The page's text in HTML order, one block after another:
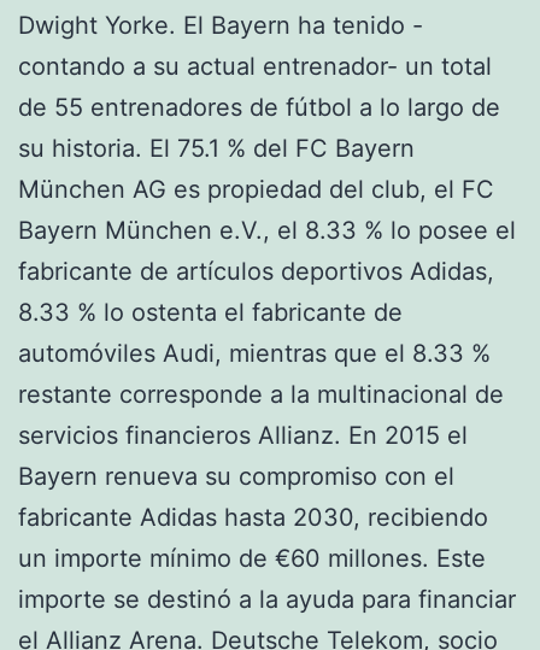
Dwight Yorke. El Bayern ha tenido -
contando a su actual entrenador- un total
de 55 entrenadores de fútbol a lo largo de
su historia. El 75.1 % del FC Bayern
München AG es propiedad del club, el FC
Bayern München e.V., el 8.33 % lo posee el
fabricante de artículos deportivos Adidas,
8.33 % lo ostenta el fabricante de
automóviles Audi, mientras que el 8.33 %
restante corresponde a la multinacional de
servicios financieros Allianz. En 2015 el
Bayern renueva su compromiso con el
fabricante Adidas hasta 2030, recibiendo
un importe mínimo de €60 millones. Este
importe se destinó a la ayuda para financiar
el Allianz Arena. Deutsche Telekom, socio